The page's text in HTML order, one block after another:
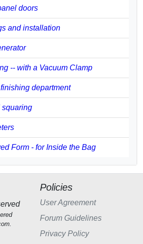
doors
and installation
-- with a Vacuum Clamp
department
squaring
Form - for Inside the Bag
Policies
User Agreement
Forum Guidelines
Privacy Policy